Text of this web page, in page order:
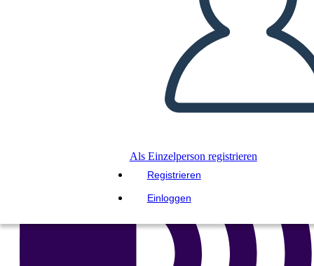
Als Einzelperson registrieren
Registrieren
Einloggen
Kopieren Sie dieses Storyboard
ERSTELLEN SIE EIN STORYBOARD
DIASHOW ABSPIELEN
LIES MIR VOR